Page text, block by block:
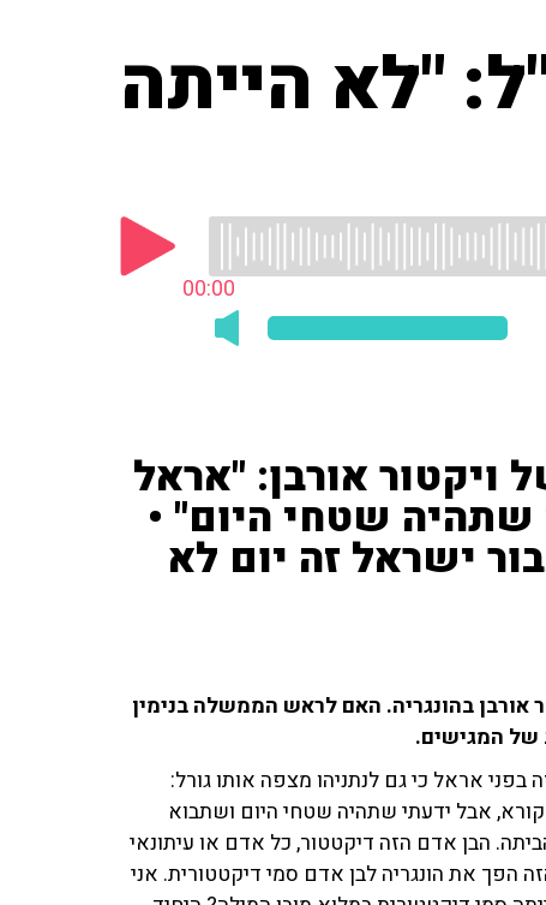
"לא הייתה
00:00
ויקטור אורבן: "אראל
שתהיה שטחי היום" •
ישראל זה יום לא
אורבן בהונגריה. האם לראש הממשלה בנימין
של המגישים.
אראל כי גם לנתניהו מצפה אותו גורל:
אבל ידעתי שתהיה שטחי היום ושתבוא
הבן אדם הזה דיקטטור, כל אדם או עיתונאי
הפך את הונגריה לבן אדם סמי דיקטטורית. אני